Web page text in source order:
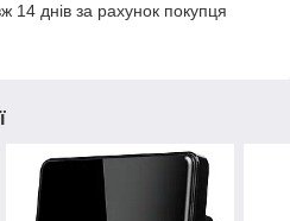
14 днів за рахунок покупця